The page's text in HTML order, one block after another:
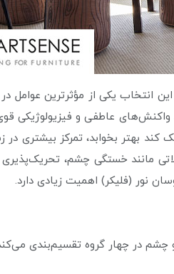
انتخاب یکی از مؤثرترین
عاطفی و فیزیولوژیکی قوی
بهتر بخوابد، تمرکز بیشتری در
مانند خستگی چشم،
نور (فلیکر) اهمیت زیادی دارد.
و چشم در چهار گروه تقسیم‌بندی